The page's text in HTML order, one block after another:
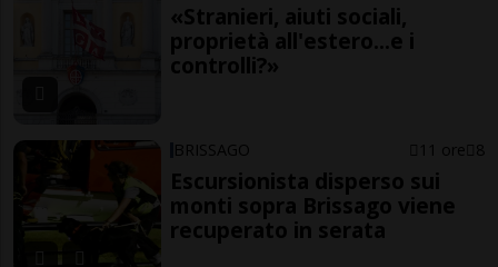
«Stranieri, aiuti sociali,
proprietà all'estero...e i
controlli?»
BRISSAGO 11 ore 8
Escursionista disperso sui
monti sopra Brissago viene
recuperato in serata